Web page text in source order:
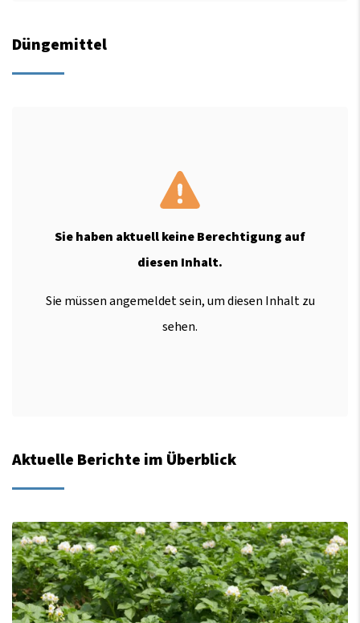
Düngemittel
Sie haben aktuell keine Berechtigung auf
diesen Inhalt.
Sie müssen angemeldet sein, um diesen Inhalt zu
sehen.
Aktuelle Berichte im Überblick